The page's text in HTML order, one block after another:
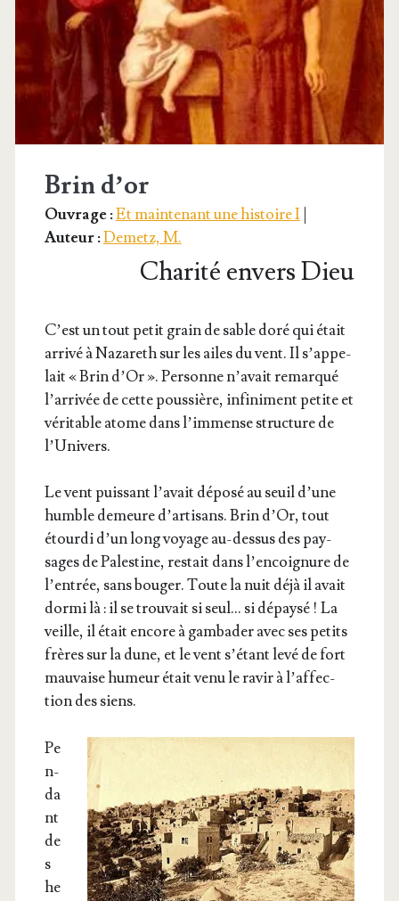
Brin d’or
Ouvrage :Et maintenant une histoire I |
Auteur :Demetz, M.
Charité envers Dieu
C’est un tout petit grain de sable doré qui était
arri­vé à Naza­reth sur les ailes du vent. Il s’ap­pe­
lait « Brin d’Or ». Per­sonne n’a­vait remar­qué
l’ar­ri­vée de cette pous­sière, infi­ni­ment petite et
véri­table atome dans l’im­mense struc­ture de
l’Univers.
Le vent puis­sant l’a­vait dépo­sé au seuil d’une
humble demeure d’ar­ti­sans. Brin d’Or, tout
étour­di d’un long voyage au-des­sus des pay­
sages de Pales­tine, res­tait dans l’en­coi­gnure de
l’en­trée, sans bou­ger. Toute la nuit déjà il avait
dor­mi là : il se trou­vait si seul… si dépay­sé ! La
veille, il était encore à gam­ba­der avec ses petits
frères sur la dune, et le vent s’é­tant levé de fort
mau­vaise humeur était venu le ravir à l’af­fec­
tion des siens.
Pe
n­
da
nt
de
s
he